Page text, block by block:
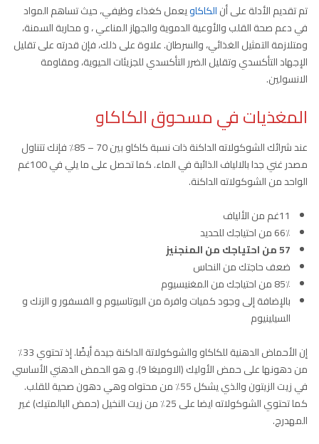
تم تقديم الأدلة على أنالكاكاويعمل كغذاء وظيفي، حيث تساهم المواد
في دعم صحة القلب والأوعية الدموية والجهاز المناعي ، و محاربة السمنة،
ومتلازمة التمثيل الغذائي، والسرطان. علاوة على ذلك، فإن قدرته على تقليل
الإجهاد التأكسدي وتقليل الضرر التأكسدي للجزيئات الحيوية، ومقاومة
الانسولين.
المغذيات في مسحوق الكاكاو
عند شرائك الشوكولاته الداكنة ذات نسبة كاكاو بين 70 – 85٪ فإنك تتناول
مصدر غني جدا بالالياف الذائبة في الماء. كما تحصل على ما يلي في 100غم
الواحد من الشوكولاته الداكنة.
11غم من الألياف
66٪ من احتياجك للحديد
57 من احتياجك من المنجنيز
ضعف حاجتك من النحاس
85٪ من احتياجك من المغنيسيوم
بالإضافة إلى وجود كميات وافرة من البوتاسيوم و الفسفور و الزنك و
السيلينيوم
إن الأحماض الدهنية للكاكاو والشوكولاتة الداكنة جيدة أيضًا. إذ تحتوي 33٪
من دهونها على حمض الأوليك (الاوميغا 9). و هو الحمض الدهني الأساسي
في زيت الزيتون والذي يشكل 55٪ من محتواه وهي دهون صحية للقلب.
كما تحتوي الشوكولاته ايضا على 25٪ من زيت النخيل (حمض البالمتيك) غير
المهدرج.